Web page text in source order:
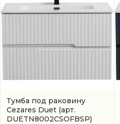
Тумба под раковину
Cezares Duet (арт.
DUETN8002CSOFBSP)